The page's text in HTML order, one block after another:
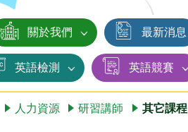
關於我們 最新消息
英語檢測 英語競賽
人力資源 研習講師 其它課程